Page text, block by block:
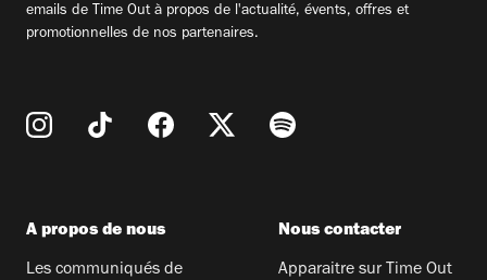
emails de Time Out à propos de l'actualité, évents, offres et
promotionnelles de nos partenaires.
A propos de nous
Les communiqués de
Nous contacter
Apparaitre sur Time Out